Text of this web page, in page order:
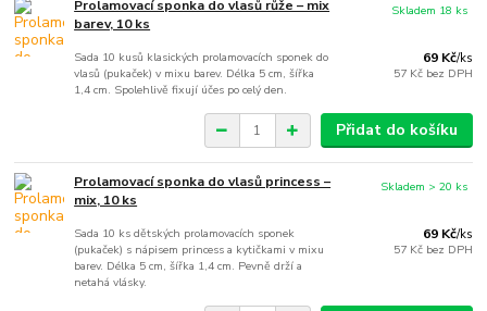
Prolamovací sponka do vlasů růže – mix
barev, 10 ks
Sada 10 kusů klasických prolamovacích sponek do
vlasů (pukaček) v mixu barev. Délka 5 cm, šířka
1,4 cm. Spolehlivě fixují účes po celý den.
69 Kč/ks
57 Kč bez DPH
Skladem 18 ks
Přidat do košíku
Prolamovací sponka do vlasů princess –
mix, 10 ks
Sada 10 ks dětských prolamovacích sponek
(pukaček) s nápisem princess a kytičkami v mixu
barev. Délka 5 cm, šířka 1,4 cm. Pevně drží a
netahá vlásky.
69 Kč/ks
57 Kč bez DPH
Skladem > 20 ks